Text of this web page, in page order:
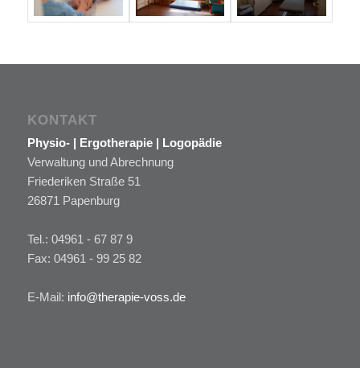
KONTAKT
Physio- | Ergotherapie | Logopädie
Verwaltung und Abrechnung
Friederiken Straße 51
26871 Papenburg
Tel.: 04961 - 67 87 9
Fax: 04961 - 99 25 82
E-Mail: info@therapie-voss.de